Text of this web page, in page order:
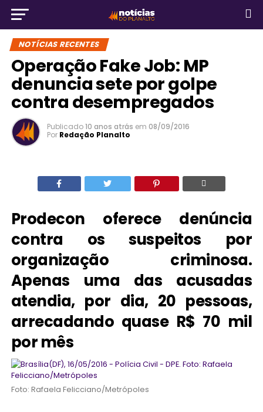
NOTÍCIAS RECENTES
Operação Fake Job: MP
denuncia sete por golpe
contra desempregados
Publicado10 anos atrás em 08/09/2016
Por Redação Planalto
Prodecon oferece denúncia
contra os suspeitos por
organização criminosa.
Apenas uma das acusadas
atendia, por dia, 20 pessoas,
arrecadando quase R$ 70 mil
por mês
Foto: Rafaela Felicciano/Metrópoles